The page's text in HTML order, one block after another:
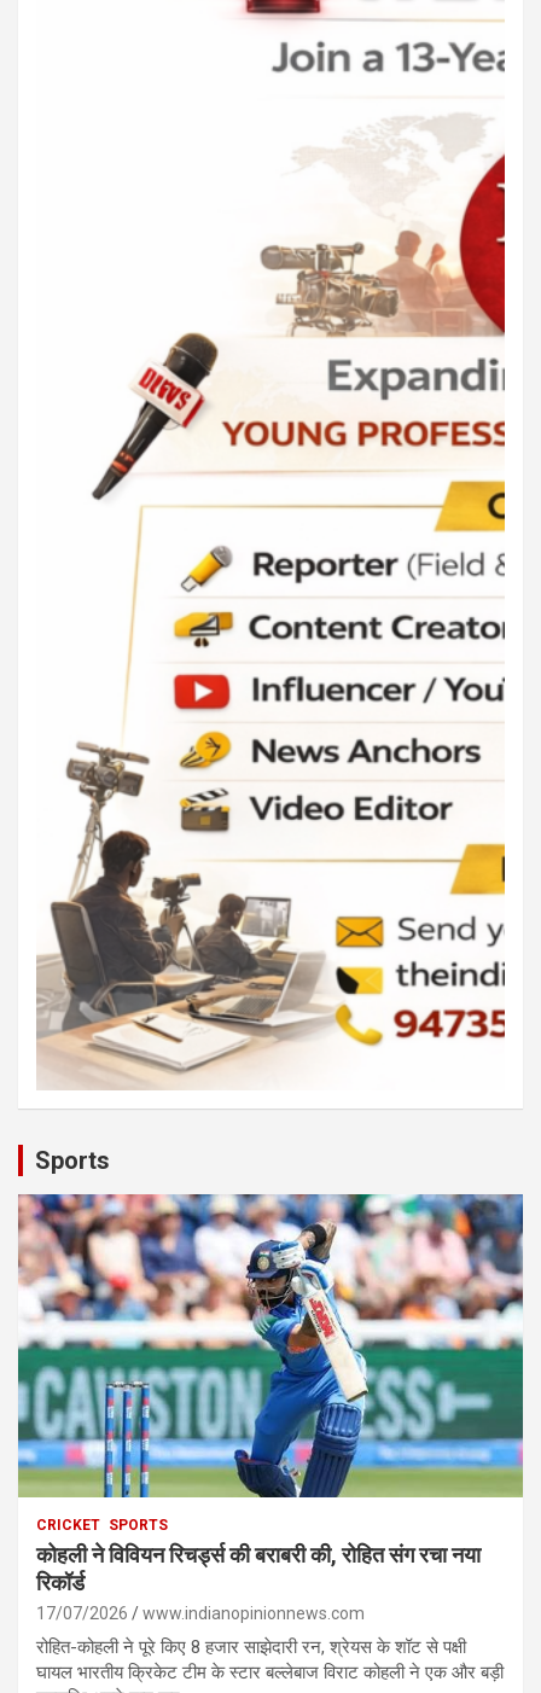
Sports
CRICKET SPORTS
कोहली ने विवियन रिचर्ड्स की बराबरी की, रोहित संग रचा नया
रिकॉर्ड
17/07/2026 www.indianopinionnews.com
रोहित-कोहली ने पूरे किए 8 हजार साझेदारी रन, श्रेयस के शॉट से पक्षी
घायल भारतीय क्रिकेट टीम के स्टार बल्लेबाज विराट कोहली ने एक और बड़ी